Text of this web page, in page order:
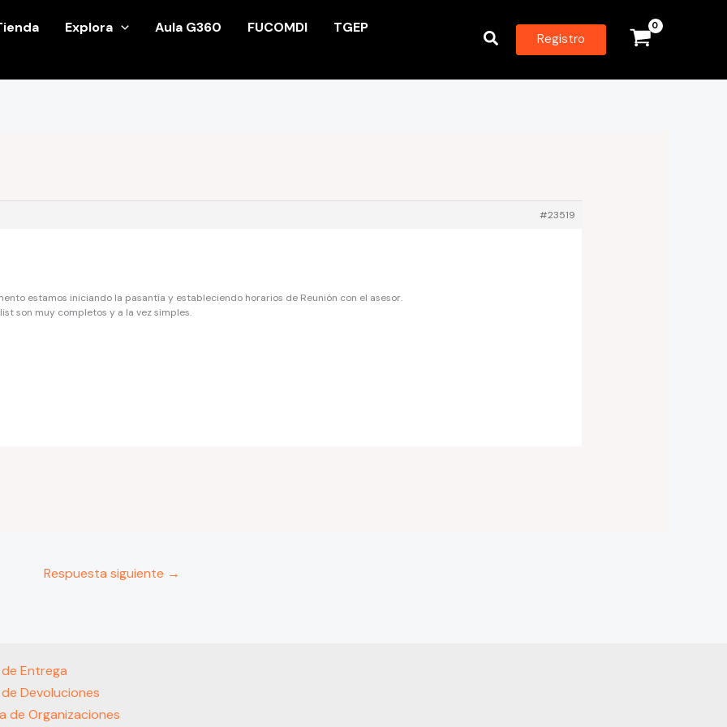
Explora Aula G360 FUCOMDI
TGEP
Buscar Registro
#23519
estamos iniciando la pasantía y estableciendo horarios de Reunión con el asesor.
son muy completos y a la vez simples.
Respuesta siguiente →
Entrega
Devoluciones
de Organizaciones